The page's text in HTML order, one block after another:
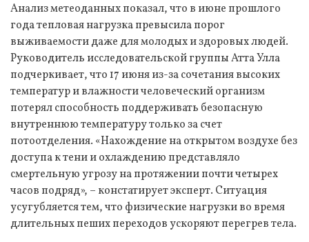
Анализ метеоданных показал, что в июне прошлого
года тепловая нагрузка превысила порог
выживаемости даже для молодых и здоровых людей.
Руководитель исследовательской группы Атта Улла
подчеркивает, что 17 июня из-за сочетания высоких
температур и влажности человеческий организм
потерял способность поддерживать безопасную
внутреннюю температуру только за счет
потоотделения. «Нахождение на открытом воздухе без
доступа к тени и охлаждению представляло
смертельную угрозу на протяжении почти четырех
часов подряд», – констатирует эксперт. Ситуация
усугубляется тем, что физические нагрузки во время
длительных пеших переходов ускоряют перегрев тела.